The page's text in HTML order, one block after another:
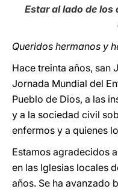
Estar al lado de los
Queridos hermanos y
Hace treinta años, san
Jornada Mundial del
Pueblo de Dios, a las
y a la sociedad civil
enfermos y a quienes
Estamos agradecidos
en las Iglesias locales
años. Se ha avanzado